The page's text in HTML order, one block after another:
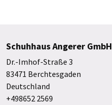
Schuhhaus Angerer GmbH
Dr.-Imhof-Straße 3
83471 Berchtesgaden
Deutschland
+498652 2569